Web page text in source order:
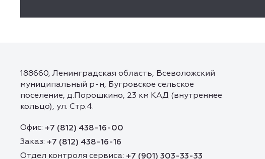
188660, Ленинградская область, Всеволожский
муниципальный р-н, Бугровское сельское
поселение, д.Порошкино, 23 км КАД (внутреннее
кольцо), ул. Стр.4.
Офис: +7 (812) 438-16-00
Заказ: +7 (812) 438-16-16
Отдел контроля сервиса: +7 (901) 303-33-33